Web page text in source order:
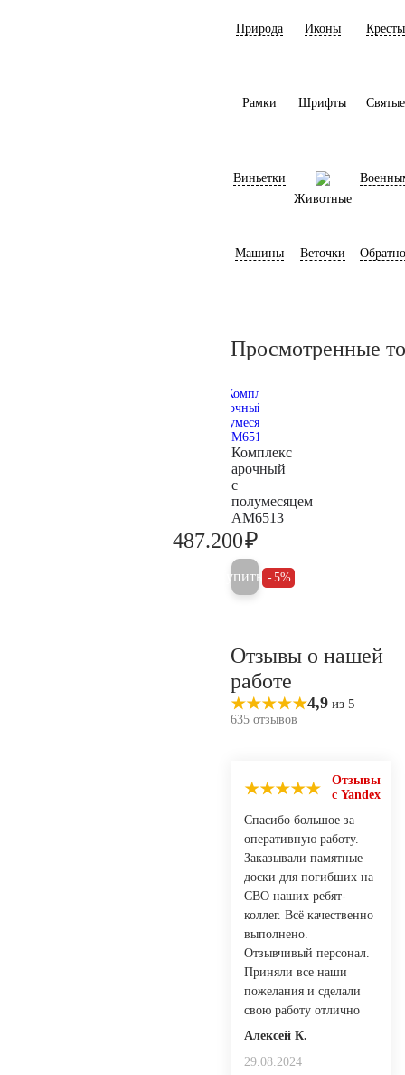
Природа Иконы Кресты
Рамки Шрифты Святые
Виньетки
Животные
Машины Веточки
Просмотренные
Комплекс
арочный
с
полумесяцем
AM6513
487.200₽
Купить 5%
Отзывы о нашей
работе
4,9 из 5
635 отзывов
Отзывы
с Yandex
Спасибо большое за
оперативную работу.
Заказывали памятные
доски для погибших на
СВО наших ребят-
коллег. Всё качественно
выполнено.
Отзывчивый персонал.
Приняли все наши
пожелания и сделали
свою работу отлично
Алексей К.
29.08.2024